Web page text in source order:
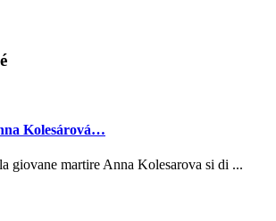
Kolesárová…
giovane martire Anna Kolesarova si di ...